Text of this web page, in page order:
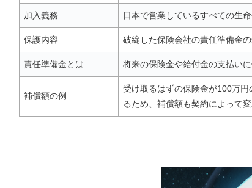
加入義務 日本で営業しているすべての生
保護内容 破綻した保険会社の責任準備金
責任準備金とは 将来の保険金や給付金の支払い
補償額の例
受け取るはずの保険金が100万
るため、補償額も契約によって